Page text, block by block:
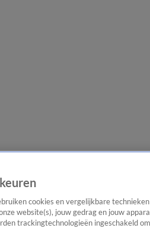
cookies en vergelijkbare
website(s), jouw gedrag en jouw
trackingtechnologieën ingeschakeld